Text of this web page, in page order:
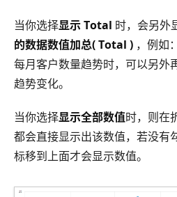
当你选择显示 Total 时，会另外
的数据数值加总( Total ) ，例如
每月客户数量趋势时，可以另外
趋势变化。
当你选择显示全部数值时，则在
都会直接显示出该数值，若没有
标移到上面才会显示数值。